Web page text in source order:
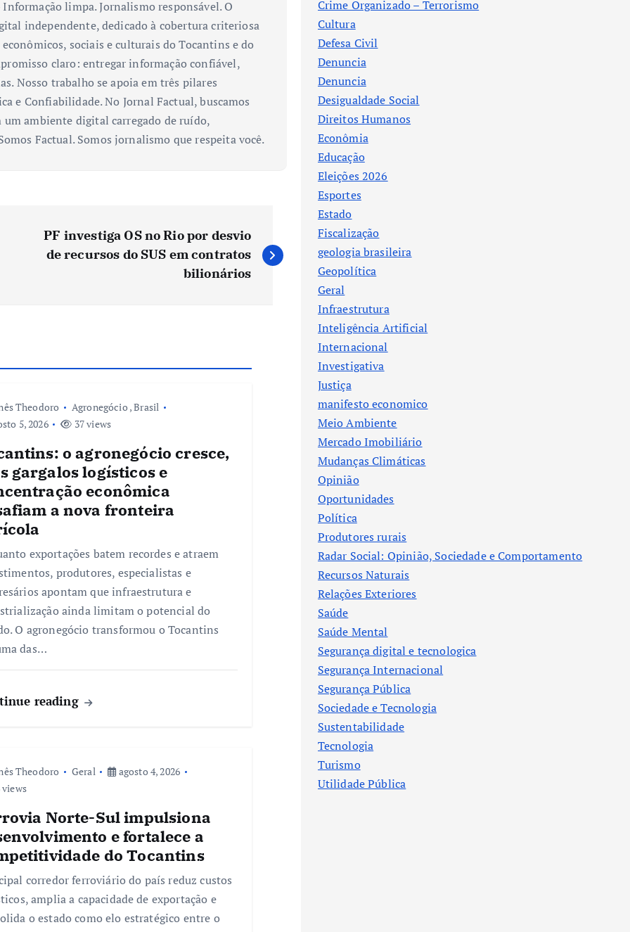
limpa. Jornalismo responsável. O
independente, dedicado à cobertura criteriosa
sociais e culturais do Tocantins e do
claro: entregar informação confiável,
Nosso trabalho se apoia em três pilares
e Confiabilidade. No Jornal Factual, buscamos
ambiente digital carregado de ruído,
Factual. Somos jornalismo que respeita você.
PF investiga OS no Rio por desvio
de recursos do SUS em contratos
bilionários
Theodoro Agronegócio ,Brasil
5, 2026
37 views
o agronegócio cresce,
gargalos logísticos e
econômica
a nova fronteira
exportações batem recordes e atraem
produtores, especialistas e
apontam que infraestrutura e
ainda limitam o potencial do
O agronegócio transformou o Tocantins
das…
reading
Theodoro Geral
agosto 4, 2026
views
Norte-Sul impulsiona
e fortalece a
do Tocantins
corredor ferroviário do país reduz custos
amplia a capacidade de exportação e
o estado como elo estratégico entre o
Crime Organizado – Terrorismo
Cultura
Defesa Civil
Denuncia
Denuncia
Desigualdade Social
Direitos Humanos
Econômia
Educação
Eleições 2026
Esportes
Estado
Fiscalização
geologia brasileira
Geopolítica
Geral
Infraestrutura
Inteligência Artificial
Internacional
Investigativa
Justiça
manifesto economico
Meio Ambiente
Mercado Imobiliário
Mudanças Climáticas
Opinião
Oportunidades
Política
Produtores rurais
Radar Social: Opinião, Sociedade e Comportamento
Recursos Naturais
Relações Exteriores
Saúde
Saúde Mental
Segurança digital e tecnologica
Segurança Internacional
Segurança Pública
Sociedade e Tecnologia
Sustentabilidade
Tecnologia
Turismo
Utilidade Pública